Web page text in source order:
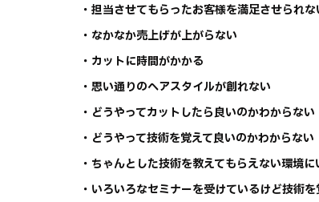
・担当させてもらったお客様を満足させられな
・なかなか売上げが上がらない
・カットに時間がかかる
・思い通りのヘアスタイルが創れない
・どうやってカットしたら良いのかわからない
・どうやって技術を覚えて良いのかわからない
・ちゃんとした技術を教えてもらえない環境に
・いろいろなセミナーを受けているけど技術